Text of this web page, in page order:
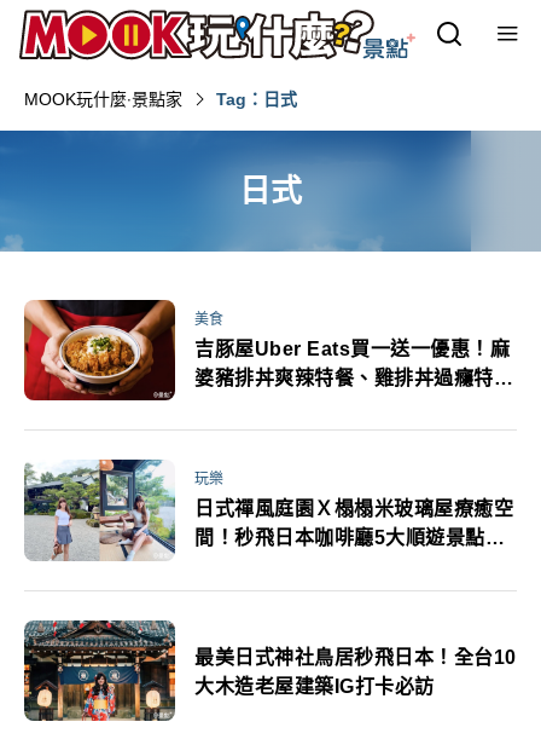
MOOK玩什麼‧景點家 Tag：日式
日式
美食
吉豚屋Uber Eats買一送一優惠！麻
婆豬排丼爽辣特餐、雞排丼過癮特餐
玩樂
日式禪風庭園Ｘ榻榻米玻璃屋療癒空
間！秒飛日本咖啡廳5大順遊景點一
最美日式神社鳥居秒飛日本！全台10
大木造老屋建築IG打卡必訪